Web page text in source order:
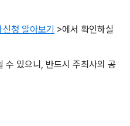
신청 알아보기 >에서 확인하실
수 있으니 , 반드시 주최사의 공